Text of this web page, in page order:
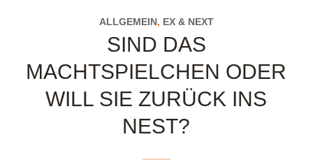
ALLGEMEIN , EX & NEXT
SIND DAS
MACHTSPIELCHEN ODER
WILL SIE ZURÜCK INS
NEST?